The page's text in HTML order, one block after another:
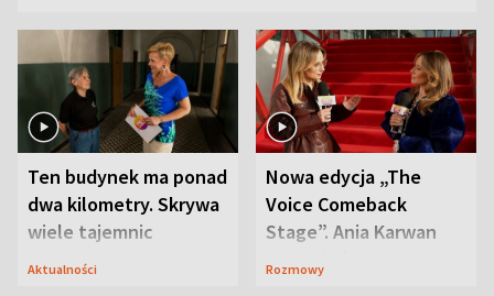
Ten budynek ma ponad
dwa kilometry. Skrywa
wiele tajemnic
Aktualności
Nowa edycja „The
Voice Comeback
Stage”. Ania Karwan
zapowiada
Rozmowy